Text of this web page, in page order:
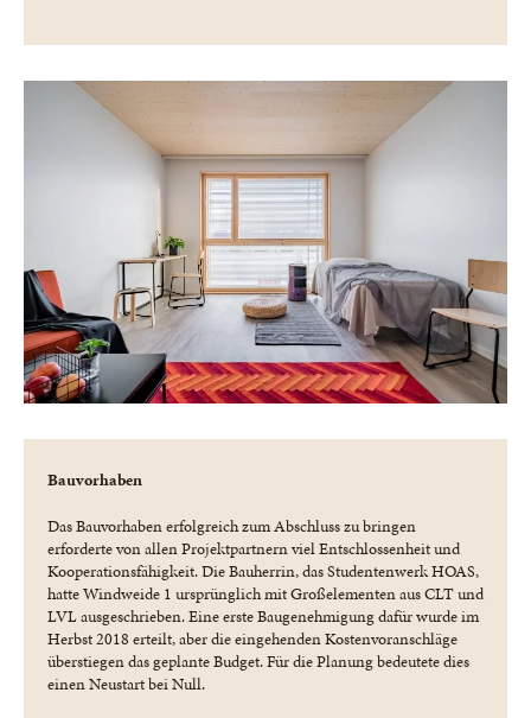
Bauvorhaben
Das Bauvorhaben erfolgreich zum Abschluss zu bringen
erforderte von allen Projektpartnern viel Entschlossenheit und
Kooperationsfähigkeit. Die Bauherrin, das Studentenwerk HOAS,
hatte Windweide 1 ursprünglich mit Großelementen aus CLT und
LVL ausgeschrieben. Eine erste Baugenehmigung dafür wurde im
Herbst 2018 erteilt, aber die eingehenden Kostenvoranschläge
überstiegen das geplante Budget. Für die Planung bedeutete dies
einen Neustart bei Null.